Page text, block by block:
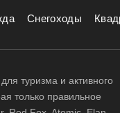
Снегоходы
туризма и активного
только правильное